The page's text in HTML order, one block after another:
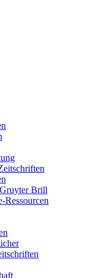
Brill
Ressourcen